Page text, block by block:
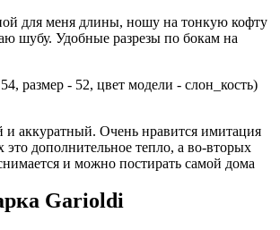
для меня длины, ношу на тонкую кофту
шубу. Удобные разрезы по бокам на
размер - 52, цвет модели - слон_кость)
аккуратный. Очень нравится имитация
дополнительное тепло, а во-вторых
и можно постирать самой дома
Garioldi